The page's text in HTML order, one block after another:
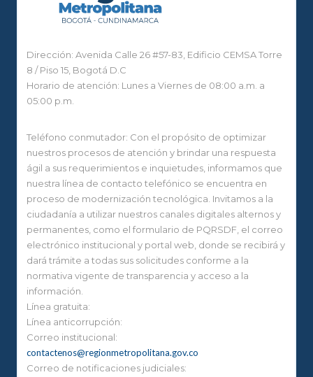
Dirección: Avenida Calle 26 #57-83, Edificio CEMSA Torre
8 / Piso 15, Bogotá D.C
Horario de atención: Lunes a Viernes de 08:00 a.m. a
05:00 p.m.
Teléfono conmutador: Con el propósito de optimizar
nuestros procesos de atención y brindar una respuesta
ágil a sus requerimientos e inquietudes, informamos que
nuestra línea de contacto telefónico se encuentra en
proceso de modernización tecnológica. Invitamos a la
ciudadanía a utilizar nuestros canales digitales alternos y
permanentes, como el formulario de PQRSDF, el correo
electrónico institucional y portal web, donde se recibirá y
dará trámite a todas sus solicitudes conforme a la
normativa vigente de transparencia y acceso a la
información.
Línea gratuita:
Línea anticorrupción:
Correo institucional:
contactenos@regionmetropolitana.gov.co
Correo de notificaciones judiciales: